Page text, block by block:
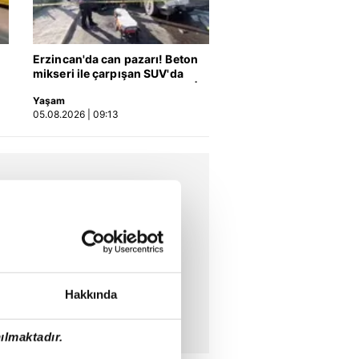
Hakkında
01:21
KAAN’ın yeni görüntülerini
paylaştı | Video
31.07.2026 | 12:49
11:38
Başkan Erdoğan'dan
önemli açıklamalar!
30.07.2026 | 18:21
Erzincan'da can pazarı! Beton
mikseri ile çarpışan SUV'da
Video
Yaşam
05.08.2026 | 09:13